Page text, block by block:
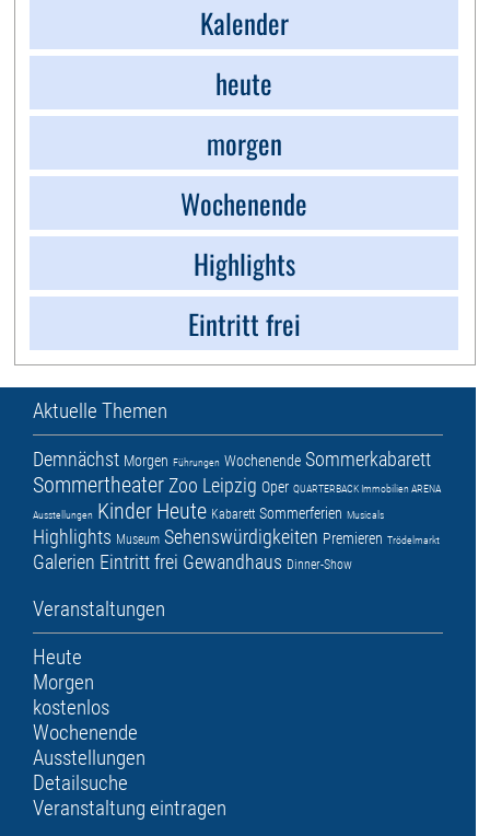
Kalender
heute
morgen
Wochenende
Highlights
Eintritt frei
Aktuelle Themen
Demnächst Morgen Führungen Wochenende Sommerkabarett
Sommertheater Zoo Leipzig Oper QUARTERBACK Immobilien ARENA
Ausstellungen Kinder Heute Kabarett Sommerferien Musicals
Highlights Museum Sehenswürdigkeiten Premieren Trödelmarkt
Galerien Eintritt frei Gewandhaus Dinner-Show
Veranstaltungen
Heute
Morgen
kostenlos
Wochenende
Ausstellungen
Detailsuche
Veranstaltung eintragen